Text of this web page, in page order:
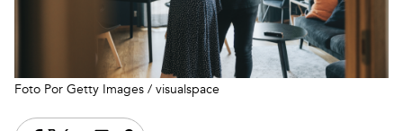
Foto Por Getty Images / visualspace